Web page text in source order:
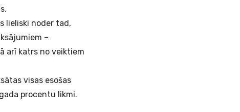
lieliski noder tad,
–
arī katrs no veiktiem
visas esošas
procentu likmi.